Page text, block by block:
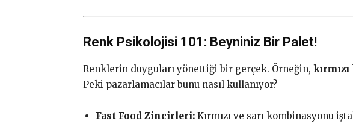
Renk Psikolojisi 101: Beyniniz Bir Palet!
Renklerin duyguları yönettiği bir gerçek. Örneğin, kırmızı
Peki pazarlamacılar bunu nasıl kullanıyor?
Fast Food Zincirleri: Kırmızı ve sarı kombinasyonu